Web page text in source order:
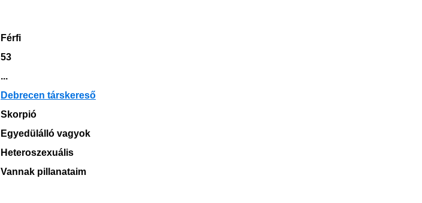
Férfi
53
...
Debrecen társkereső
Skorpió
Egyedülálló vagyok
Heteroszexuális
Vannak pillanataim